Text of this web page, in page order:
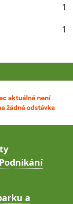
1
1
Podnikání
a